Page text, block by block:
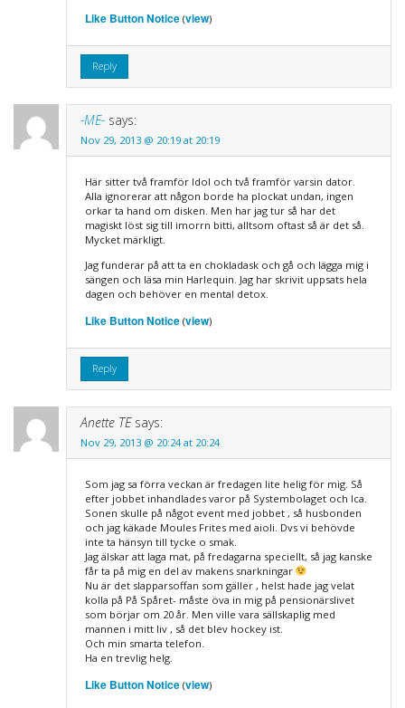
Like Button Notice(view)
Reply
-ME- says:
Nov 29, 2013 @ 20:19 at 20:19
Här sitter två framför Idol och två framför varsin dator.
Alla ignorerar att någon borde ha plockat undan, ingen
orkar ta hand om disken. Men har jag tur så har det
magiskt löst sig till imorrn bitti, alltsom oftast så är det så.
Mycket märkligt.
Jag funderar på att ta en chokladask och gå och lägga mig i
sängen och läsa min Harlequin. Jag har skrivit uppsats hela
dagen och behöver en mental detox.
Like Button Notice(view)
Reply
Anette TE says:
Nov 29, 2013 @ 20:24 at 20:24
Som jag sa förra veckan är fredagen lite helig för mig. Så
efter jobbet inhandlades varor på Systembolaget och Ica.
Sonen skulle på något event med jobbet , så husbonden
och jag käkade Moules Frites med aioli. Dvs vi behövde
inte ta hänsyn till tycke o smak.
Jag älskar att laga mat, på fredagarna speciellt, så jag kanske
får ta på mig en del av makens snarkningar
Nu är det slapparsoffan som gäller , helst hade jag velat
kolla på På Spåret- måste öva in mig på pensionärslivet
som börjar om 20 år. Men ville vara sällskaplig med
mannen i mitt liv , så det blev hockey ist.
Och min smarta telefon.
Ha en trevlig helg.
Like Button Notice(view)